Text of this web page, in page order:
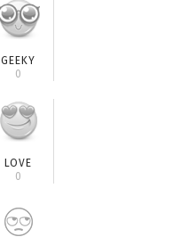
GEEKY
0
LOVE
0